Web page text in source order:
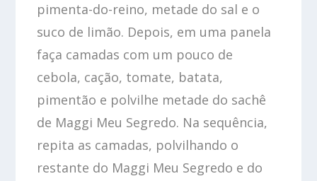
pimenta-do-reino, metade do sal e o
suco de limão. Depois, em uma panela
faça camadas com um pouco de
cebola, cação, tomate, batata,
pimentão e polvilhe metade do sachê
de Maggi Meu Segredo. Na sequência,
repita as camadas, polvilhando o
restante do Maggi Meu Segredo e do